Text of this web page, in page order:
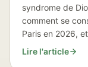
syndrome de
comment se
Paris en 2026,
Lire l'article